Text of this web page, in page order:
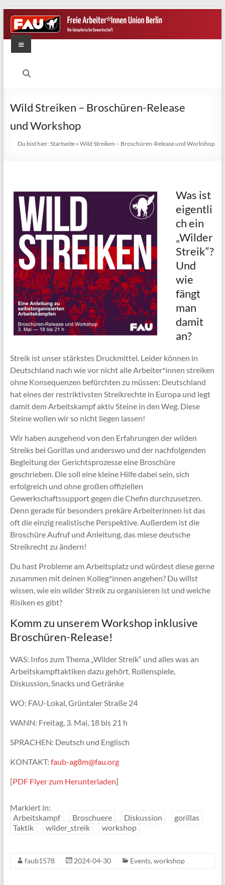
Zum
Inhalt
springen
FAU
kämpferische
Gewerkschaft
Menü
Wild Streiken – Broschüren-Release
und Workshop
Du bist hier:Startseite »Wild Streiken – Broschüren-Release und Workshop
Was ist
eigentli
ch ein
„Wilder
Streik“?
Und
wie
fängt
man
damit
an?
Streik ist unser stärkstes Druckmittel. Leider können in
Deutschland nach wie vor nicht alle Arbeiter*innen streiken
ohne Konsequenzen befürchten zu müssen: Deutschland
hat eines der restriktivsten Streikrechte in Europa und legt
damit dem Arbeitskampf aktiv Steine in den Weg. Diese
Steine wollen wir so nicht liegen lassen!
Wir haben ausgehend von den Erfahrungen der wilden
Streiks bei Gorillas und anderswo und der nachfolgenden
Begleitung der Gerichtsprozesse eine Broschüre
geschrieben. Die soll eine kleine Hilfe dabei sein, sich
erfolgreich und ohne großen offiziellen
Gewerkschaftssupport gegen die Chefin durchzusetzen.
Denn gerade für besonders prekäre Arbeiterinnen ist das
oft die einzig realistische Perspektive. Außerdem ist die
Broschüre Aufruf und Anleitung, das miese deutsche
Streikrecht zu ändern!
Du hast Probleme am Arbeitsplatz und würdest diese gerne
zusammen mit deinen Kolleg*innen angehen? Du willst
wissen, wie ein wilder Streik zu organisieren ist und welche
Risiken es gibt?
Komm zu unserem Workshop inklusive
Broschüren-Release!
WAS: Infos zum Thema „Wilder Streik“ und alles was an
Arbeitskampftaktiken dazu gehört, Rollenspiele,
Diskussion, Snacks und Getränke
WO: FAU-Lokal, Grüntaler Straße 24
WANN: Freitag, 3. Mai, 18 bis 21 h
SPRACHEN: Deutsch und Englisch
KONTAKT: faub-ag8m@fau.org
[PDF Flyer zum Herunterladen]
Markiert in:
Arbeitskampf
Broschuere Diskussion
gorillas
Taktik
wilder_streik workshop
faub1578 2024-04-30 Events, workshop